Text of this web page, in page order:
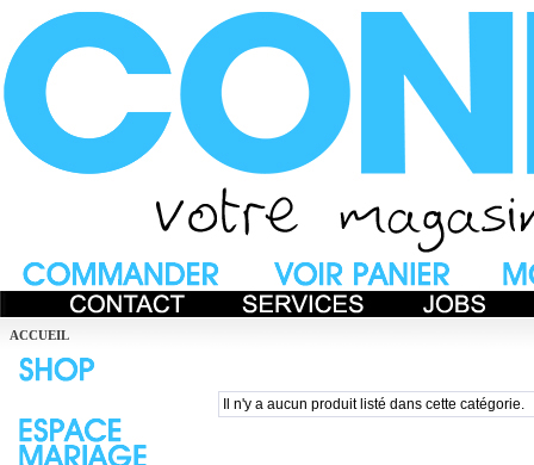
ACCUEIL
Il n'y a aucun produit listé dans cette catégorie.